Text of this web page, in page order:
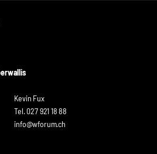
Kevin Fux
Tel. 027 921 18 88
info@wforum.ch